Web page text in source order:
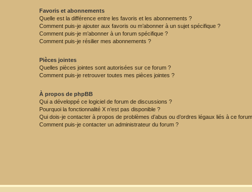
Favoris et abonnements
Quelle est la différence entre les favoris et les abonnements ?
Comment puis-je ajouter aux favoris ou m’abonner à un sujet spécifique ?
Comment puis-je m’abonner à un forum spécifique ?
Comment puis-je résilier mes abonnements ?
Pièces jointes
Quelles pièces jointes sont autorisées sur ce forum ?
Comment puis-je retrouver toutes mes pièces jointes ?
À propos de phpBB
Qui a développé ce logiciel de forum de discussions ?
Pourquoi la fonctionnalité X n’est pas disponible ?
Qui dois-je contacter à propos de problèmes d’abus ou d’ordres légaux liés à ce
Comment puis-je contacter un administrateur du forum ?